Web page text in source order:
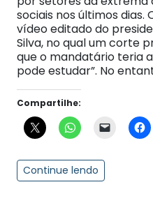
sociais nos últimos dias.
vídeo editado do
Silva, no qual um corte
que o mandatário teria
pode estudar”. No
Compartilhe:
Continue lendo